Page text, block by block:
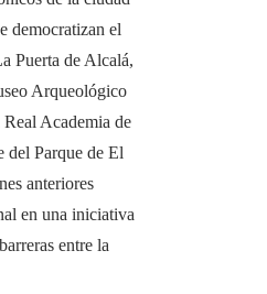
democratizan el
Puerta de Alcalá,
Arqueológico
Academia de
del Parque de El
anteriores
en una iniciativa
entre la